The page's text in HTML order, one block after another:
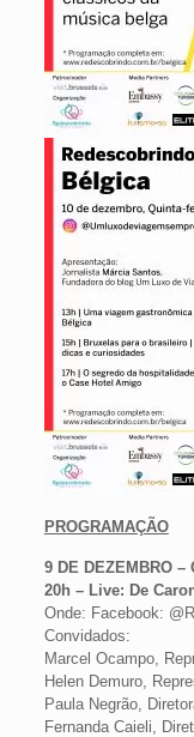
PROGRAMAÇÃO
9 DE DEZEMBRO –
20h – Live: De
Onde: Facebook:
Convidados:
Marcel Ocampo,
Helen Demuro,
Paula Negrão,
Fernanda Caieli,